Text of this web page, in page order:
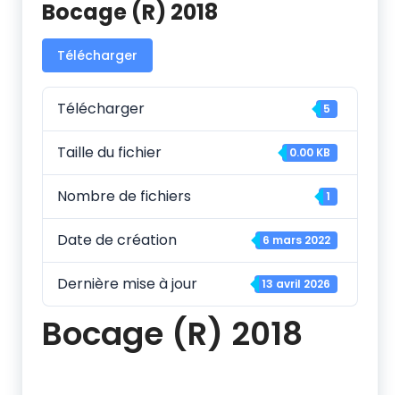
Bocage (R) 2018
Télécharger
Télécharger 5
Taille du fichier 0.00 KB
Nombre de fichiers 1
Date de création 6 mars 2022
Dernière mise à jour 13 avril 2026
Bocage (R) 2018